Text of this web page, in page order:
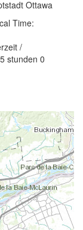
Ottawa
Time:
/
stunden 0